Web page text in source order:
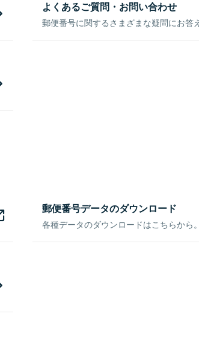
よくあるご質問・お問い合わせ
郵便番号に関するさまざまな疑問にお答
郵便番号データのダウンロード
各種データのダウンロードはこちらから